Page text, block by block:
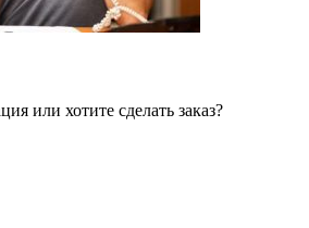
или хотите сделать заказ?